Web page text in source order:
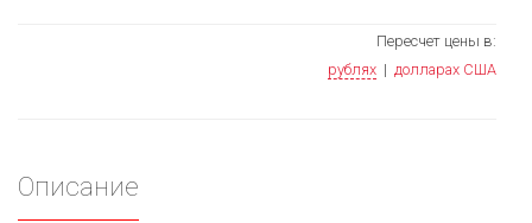
Пересчет цены в:
рублях | долларах США
Описание